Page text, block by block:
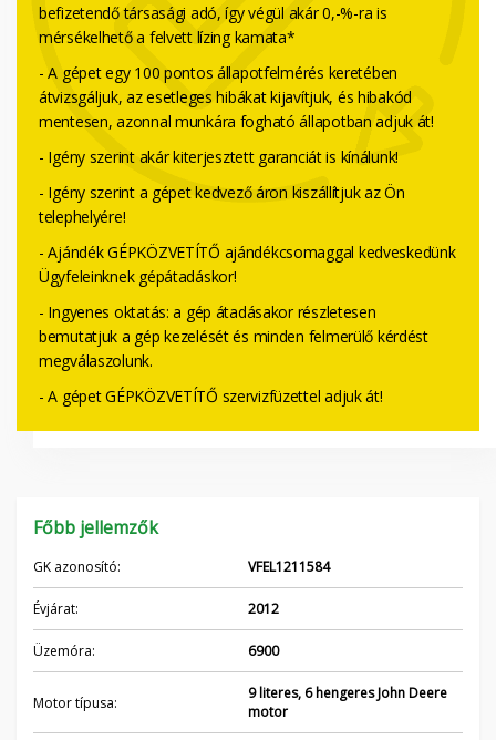
befizetendő társasági adó, így végül akár 0,-%-ra is
mérsékelhető a felvett lízing kamata*
- A gépet egy 100 pontos állapotfelmérés keretében
átvizsgáljuk, az esetleges hibákat kijavítjuk, és hibakód
mentesen, azonnal munkára fogható állapotban adjuk át!
- Igény szerint akár kiterjesztett garanciát is kínálunk!
- Igény szerint a gépet kedvező áron kiszállítjuk az Ön
telephelyére!
- Ajándék GÉPKÖZVETÍTŐ ajándékcsomaggal kedveskedünk
Ügyfeleinknek gépátadáskor!
- Ingyenes oktatás: a gép átadásakor részletesen
bemutatjuk a gép kezelését és minden felmerülő kérdést
megválaszolunk.
- A gépet GÉPKÖZVETÍTŐ szervizfüzettel adjuk át!
Főbb jellemzők
GK azonosító: VFEL1211584
Évjárat: 2012
Üzemóra: 6900
Motor típusa:
9 literes, 6 hengeres John Deere
motor